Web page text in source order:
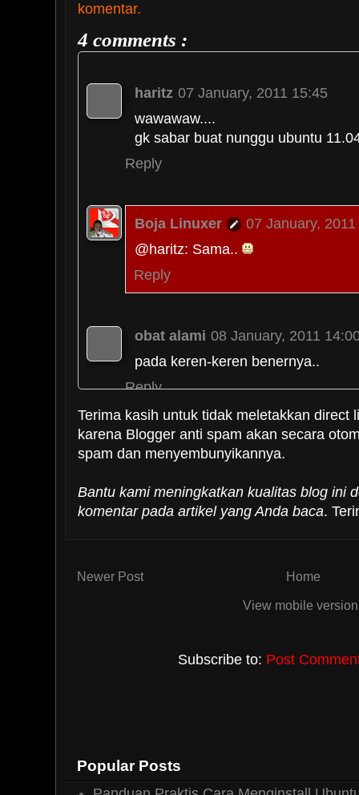
komentar.
4 comments :
haritz 07 January, 2011 15:45
wawawaw....
gk sabar buat nunggu ubuntu
Reply
Boja Linuxer
07 January,
@haritz: Sama..
Reply
obat alami 08 January, 2011
pada keren-keren benernya..
Reply
Boja Linuxer
08 January,
Reply
Terima kasih untuk tidak meletakkan direct
karena Blogger anti spam akan secara
spam dan menyembunyikannya.
Bantu kami meningkatkan kualitas blog ini
komentar pada artikel yang Anda baca.
Newer Post Home
View mobile version
Subscribe to: Post
Popular Posts